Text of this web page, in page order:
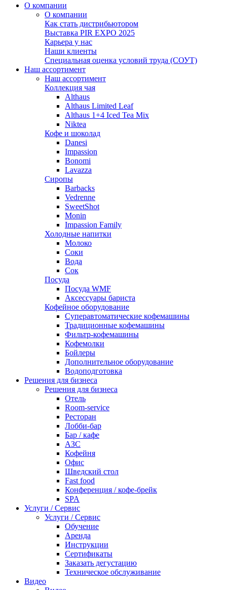
О компании
О компании
Как стать дистрибьютором
Выставка PIR EXPO 2025
Карьера у нас
Наши клиенты
Cпециальная оценка условий труда (СОУТ)
Наш ассортимент
Наш ассортимент
Коллекция чая
Althaus
Althaus Limited Leaf
Althaus 1+4 Iced Tea Mix
Niktea
Кофе и шоколад
Danesi
Impassion
Bonomi
Lavazza
Сиропы
Barbacks
Vedrenne
SweetShot
Monin
Impassion Family
Холодные напитки
Молоко
Соки
Вода
Сок
Посуда
Посуда WMF
Аксессуары бариста
Кофейное оборудование
Суперавтоматические кофемашины
Традиционные кофемашины
Фильтр-кофемашины
Кофемолки
Бойлеры
Дополнительное оборудование
Водоподготовка
Решения для бизнеса
Решения для бизнеса
Отель
Room-service
Ресторан
Лобби-бар
Бар / кафе
АЗС
Кофейня
Офис
Шведский стол
Fast food
Конференция / кофе-брейк
SPA
Услуги / Сервис
Услуги / Сервис
Обучение
Аренда
Инструкции
Сертификаты
Заказать дегустацию
Техническое обслуживание
Видео